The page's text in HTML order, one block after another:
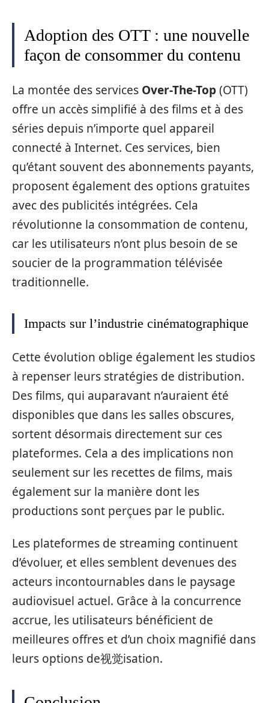
Adoption des OTT : une nouvelle
façon de consommer du contenu
La montée des services Over-The-Top(OTT)
offre un accès simplifié à des films et à des
séries depuis n’importe quel appareil
connecté à Internet. Ces services, bien
qu’étant souvent des abonnements payants,
proposent également des options gratuites
avec des publicités intégrées. Cela
révolutionne la consommation de contenu,
car les utilisateurs n’ont plus besoin de se
soucier de la programmation télévisée
traditionnelle.
Impacts sur l’industrie cinématographique
Cette évolution oblige également les studios
à repenser leurs stratégies de distribution.
Des films, qui auparavant n’auraient été
disponibles que dans les salles obscures,
sortent désormais directement sur ces
plateformes. Cela a des implications non
seulement sur les recettes de films, mais
également sur la manière dont les
productions sont perçues par le public.
Les plateformes de streaming continuent
d’évoluer, et elles semblent devenues des
acteurs incontournables dans le paysage
audiovisuel actuel. Grâce à la concurrence
accrue, les utilisateurs bénéficient de
meilleures offres et d’un choix magnifié dans
leurs options de视觉isation.